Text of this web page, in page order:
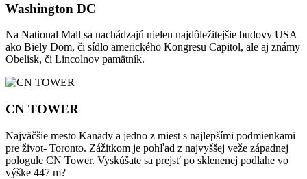
Washington DC
Na National Mall sa nachádzajú nielen najdôležitejšie budovy USA
ako Biely Dom, či sídlo amerického Kongresu Capitol, ale aj známy
Obelisk, či Lincolnov pamätník.
CN TOWER
Najväčšie mesto Kanady a jedno z miest s najlepšími podmienkami
pre život- Toronto. Zážitkom je pohľad z najvyššej veže západnej
pologule CN Tower. Vyskúšate sa prejsť po sklenenej podlahe vo
výške 447 m?